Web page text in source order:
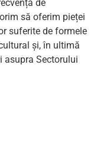
de
să oferim pieței
suferite de formele
și, în ultimă
asupra Sectorului